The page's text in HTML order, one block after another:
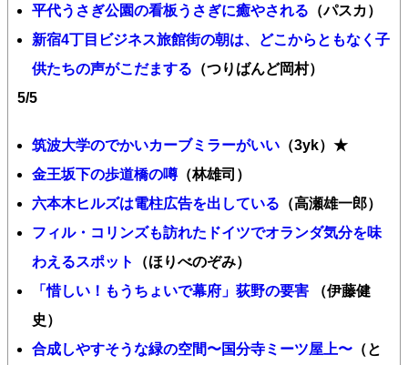
平代うさぎ公園の看板うさぎに癒やされる （パスカ）
新宿4丁目ビジネス旅館街の朝は、どこからともなく子
供たちの声がこだまする （つりばんど岡村）
5/5
筑波大学のでかいカーブミラーがいい （3yk）★
金王坂下の歩道橋の噂（林雄司）
六本木ヒルズは電柱広告を出している （高瀬雄一郎）
フィル・コリンズも訪れたドイツでオランダ気分を味
わえるスポット
（ほりべのぞみ）
「惜しい！もうちょいで幕府」荻野の要害
（伊藤健
史）
合成しやすそうな緑の空間〜国分寺ミーツ屋上〜 （と